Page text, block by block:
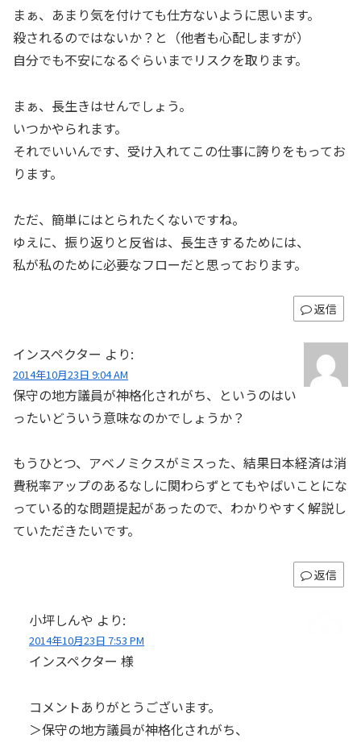
まぁ、あまり気を付けても仕方ないように思います。
殺されるのではないか？と（他者も心配しますが）
自分でも不安になるぐらいまでリスクを取ります。
まぁ、長生きはせんでしょう。
いつかやられます。
それでいいんです、受け入れてこの仕事に誇りをもってお
ります。
ただ、簡単にはとられたくないですね。
ゆえに、振り返りと反省は、長生きするためには、
私が私のために必要なフローだと思っております。
返信
インスペクター より:
2014年10月23日 9:04 AM
保守の地方議員が神格化されがち、というのはい
ったいどういう意味なのかでしょうか？
もうひとつ、アベノミクスがミスった、結果日本経済は消
費税率アップのあるなしに関わらずとてもやばいことにな
っている的な問題提起があったので、わかりやすく解説し
ていただきたいです。
返信
小坪しんや より:
2014年10月23日 7:53 PM
インスペクター 様
コメントありがとうございます。
＞保守の地方議員が神格化されがち、